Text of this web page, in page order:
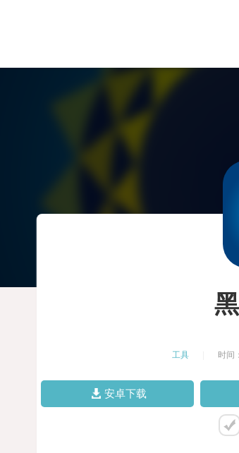
工具 时间
安卓下载